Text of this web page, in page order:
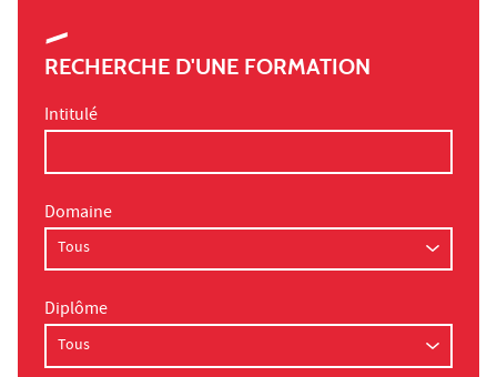
RECHERCHE D'UNE FORMATION
Intitulé
Domaine
Diplôme